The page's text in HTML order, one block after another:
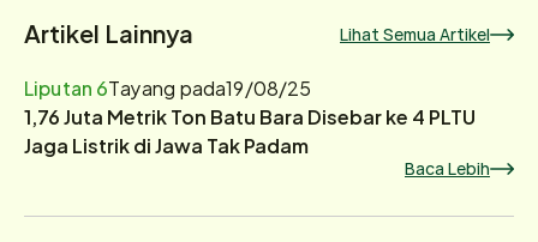
Artikel Lainnya Lihat Semua Artikel
Liputan 6Tayang pada19/08/25
1,76 Juta Metrik Ton Batu Bara Disebar ke 4 PLTU
Jaga Listrik di Jawa Tak Padam
Baca Lebih